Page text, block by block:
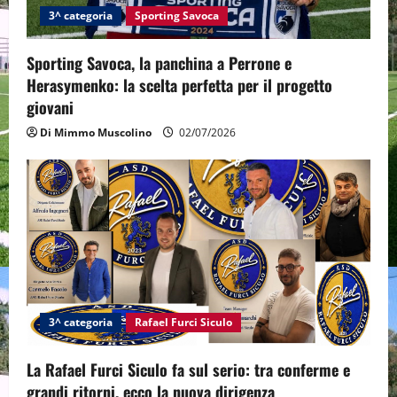
3^ categoria Sporting Savoca
Sporting Savoca, la panchina a Perrone e
Herasymenko: la scelta perfetta per il progetto
giovani
Di Mimmo Muscolino 02/07/2026
3^ categoria Rafael Furci Siculo
La Rafael Furci Siculo fa sul serio: tra conferme e
grandi ritorni, ecco la nuova dirigenza